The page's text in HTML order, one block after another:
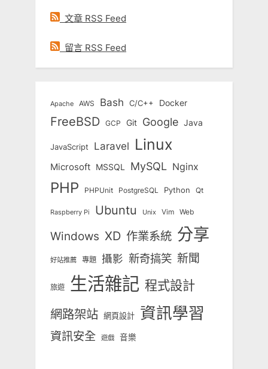
文章 RSS Feed
留言 RSS Feed
Apache AWS Bash C/C++ Docker
FreeBSD GCP Git Google Java
JavaScript Laravel Linux
Microsoft MSSQL MySQL Nginx
PHP PHPUnit PostgreSQL Python Qt
Raspberry Pi Ubuntu Unix Vim Web
Windows XD 作業系統 分享
好站推薦 專題 攝影 新奇搞笑 新聞
旅遊 生活雜記 程式設計
網路架站 網頁設計 資訊學習
資訊安全 遊戲 音樂